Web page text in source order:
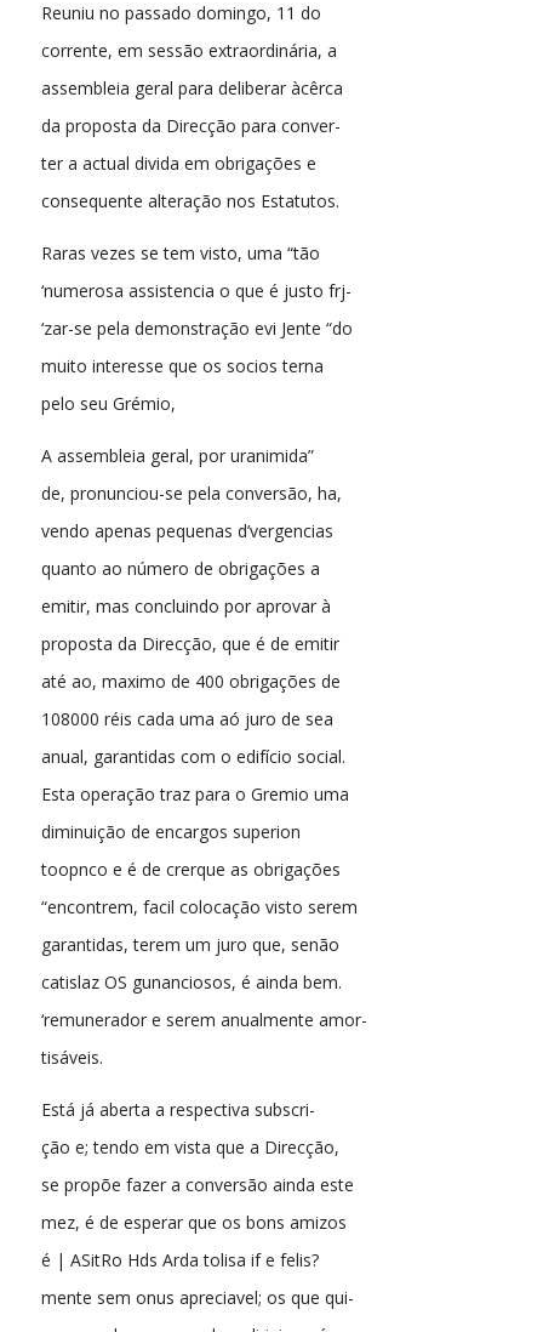
Reuniu no passado domingo, 11 do
corrente, em sessão extraordinária, a
assembleia geral para deliberar àcêrca
da proposta da Direcção para conver-
ter a actual divida em obrigações e
consequente alteração nos Estatutos.
Raras vezes se tem visto, uma “tão
‘numerosa assistencia o que é justo frj-
‘zar-se pela demonstração evi Jente “do
muito interesse que os socios terna
pelo seu Grémio,
A assembleia geral, por uranimida”
de, pronunciou-se pela conversão, ha,
vendo apenas pequenas d’vergencias
quanto ao número de obrigações a
emitir, mas concluindo por aprovar à
proposta da Direcção, que é de emitir
até ao, maximo de 400 obrigações de
108000 réis cada uma aó juro de sea
anual, garantidas com o edifício social.
Esta operação traz para o Gremio uma
diminuição de encargos superion
toopnco e é de crerque as obrigações
“encontrem, facil colocação visto serem
garantidas, terem um juro que, senão
catislaz OS gunanciosos, é ainda bem.
‘remunerador e serem anualmente amor-
tisáveis.
Está já aberta a respectiva subscri-
ção e; tendo em vista que a Direcção,
se propõe fazer a conversão ainda este
mez, é de esperar que os bons amizos
é | ASitRo Hds Arda tolisa if e felis?
mente sem onus apreciavel; os que qui-